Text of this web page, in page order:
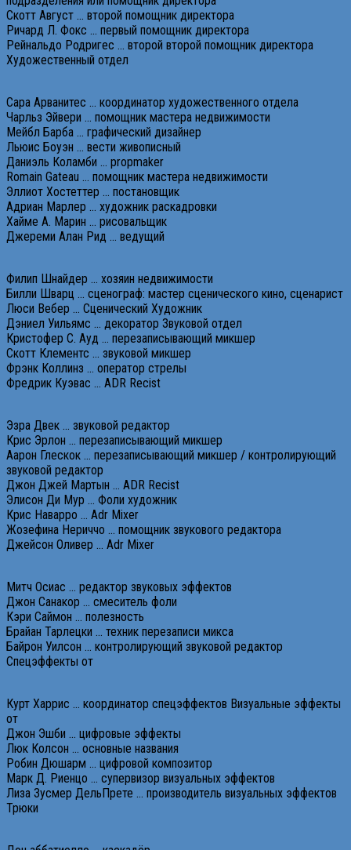
Скотт Август … второй помощник директора
Ричард Л. Фокс … первый помощник директора
Рейнальдо Родригес … второй второй помощник директора
Художественный отдел
Сара Арванитес … координатор художественного отдела
Чарльз Эйвери … помощник мастера недвижимости
Мейбл Барба … графический дизайнер
Льюис Боуэн … вести живописный
Даниэль Коламби … propmaker
Romain Gateau … помощник мастера недвижимости
Эллиот Хостеттер … постановщик
Адриан Марлер … художник раскадровки
Хайме А. Марин … рисовальщик
Джереми Алан Рид … ведущий
Филип Шнайдер … хозяин недвижимости
Билли Шварц … сценограф: мастер сценического кино, сценарист
Люси Вебер … Сценический Художник
Дэниел Уильямс … декоратор Звуковой отдел
Кристофер С. Ауд … перезаписывающий микшер
Скотт Клементс … звуковой микшер
Фрэнк Коллинз … оператор стрелы
Фредрик Куэвас … ADR Recist
Эзра Двек … звуковой редактор
Крис Эрлон … перезаписывающий микшер
Аарон Глескок … перезаписывающий микшер / контролирующий
звуковой редактор
Джон Джей Мартын … ADR Recist
Элисон Ди Мур … Фоли художник
Крис Наварро … Adr Mixer
Жозефина Нериччо … помощник звукового редактора
Джейсон Оливер … Adr Mixer
Митч Осиас … редактор звуковых эффектов
Джон Санакор … смеситель фоли
Кэри Саймон … полезность
Брайан Тарлецки … техник перезаписи микса
Байрон Уилсон … контролирующий звуковой редактор
Спецэффекты от
Курт Харрис … координатор спецэффектов Визуальные эффекты
от
Джон Эшби … цифровые эффекты
Люк Колсон … основные названия
Робин Дюшарм … цифровой композитор
Марк Д. Риенцо … супервизор визуальных эффектов
Лиза Зусмер ДельПрете … производитель визуальных эффектов
Трюки